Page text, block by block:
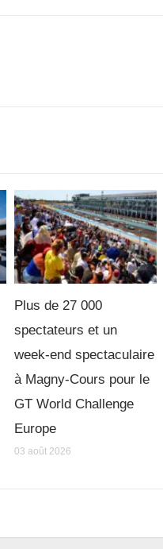
Plus de 27 000
spectateurs et un
week-end spectaculaire
à Magny-Cours pour le
GT World Challenge
Europe
03 août 2026